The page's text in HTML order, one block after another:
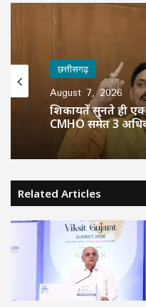
छत्तीसगढ़
August 7, 2026
शिकायतें सुनते ही
CMHO समेत 3
Related Articles